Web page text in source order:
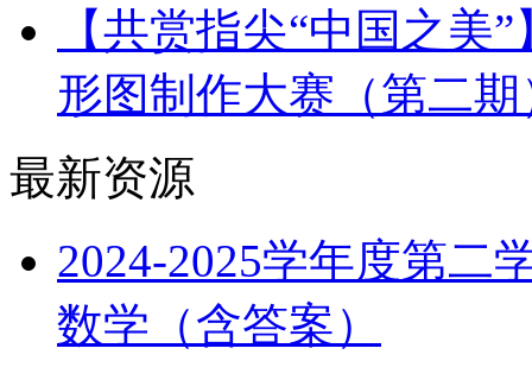
【共赏指尖“中国之美
形图制作大赛（第二期
最新资源
2024-2025学年度第二
数学（含答案）